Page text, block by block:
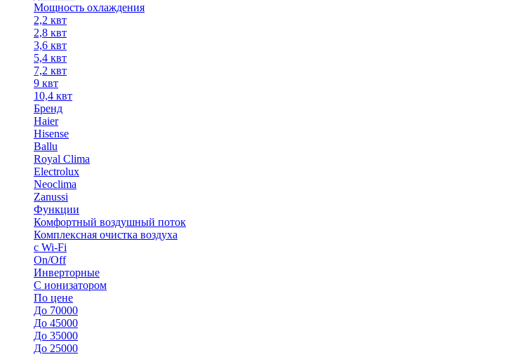
Мощность охлаждения
2,2 квт
2,8 квт
3,6 квт
5,4 квт
7,2 квт
9 квт
10,4 квт
Бренд
Haier
Hisense
Ballu
Royal Clima
Electrolux
Neoclima
Zanussi
Функции
Комфортный воздушный поток
Комплексная очистка воздуха
с Wi-Fi
On/Off
Инверторные
С ионизатором
По цене
До 70000
До 45000
До 35000
До 25000